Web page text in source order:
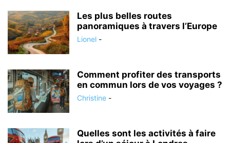
Les plus belles routes
panoramiques à travers l’Europe
Lionel -
Comment profiter des transports
en commun lors de vos voyages ?
Christine -
Quelles sont les activités à faire